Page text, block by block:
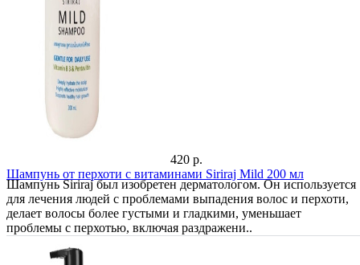
420 р.
Шампунь от перхоти с витаминами Siriraj Mild 200 мл
Шампунь Siriraj был изобретен дерматологом. Он используется
для лечения людей с проблемами выпадения волос и перхоти,
делает волосы более густыми и гладкими, уменьшает
проблемы с перхотью, включая раздражени..